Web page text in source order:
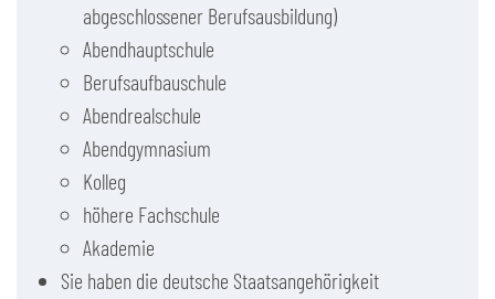
abgeschlossener Berufsausbildung)
Abendhauptschule
Berufsaufbauschule
Abendrealschule
Abendgymnasium
Kolleg
höhere Fachschule
Akademie
Sie haben die deutsche Staatsangehörigkeit